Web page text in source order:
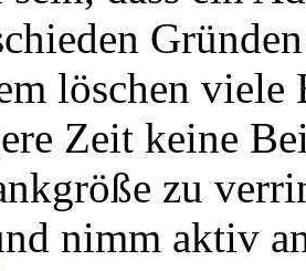
löschen viele
Zeit keine
zu
nimm aktiv